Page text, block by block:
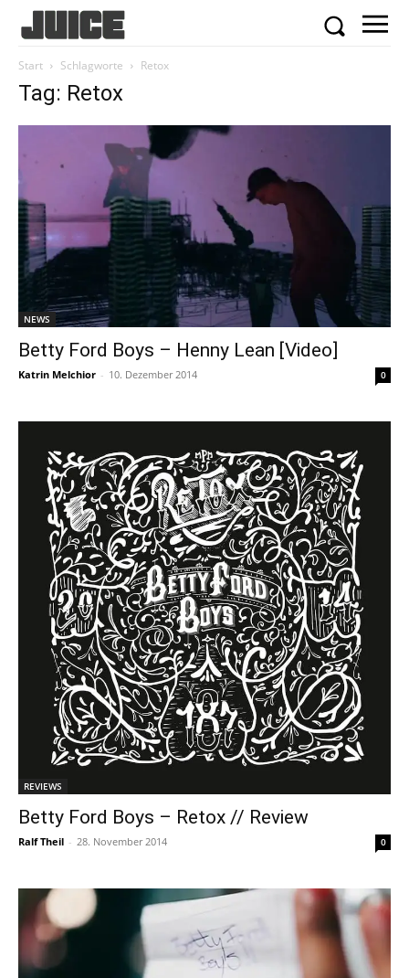
Start Schlagworte Retox
Tag: Retox
NEWS
Betty Ford Boys – Henny Lean [Video]
Katrin Melchior - 10. Dezember 2014 0
REVIEWS
Betty Ford Boys – Retox // Review
Ralf Theil - 28. November 2014 0